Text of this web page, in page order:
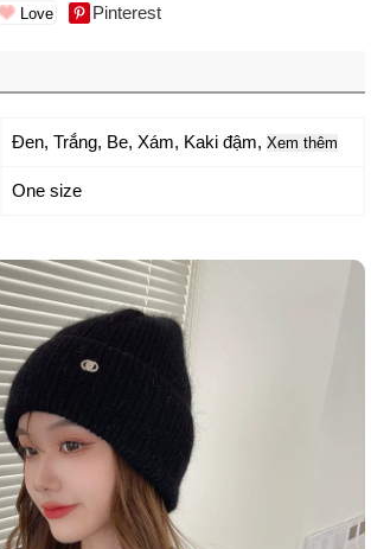
Pinterest
Đen, Trắng, Be, Xám, Kaki đậm, Xem thêm
One size